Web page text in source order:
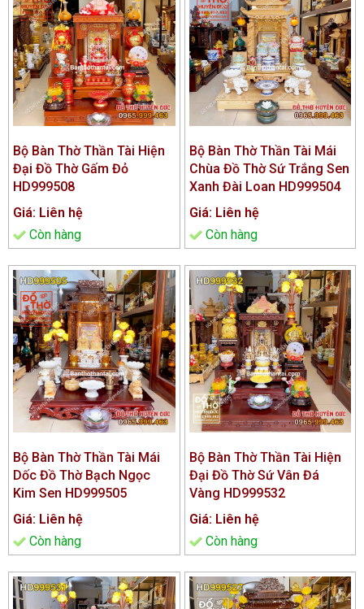
Bộ Bàn Thờ Thần Tài Hiện
Đại Đồ Thờ Gấm Đỏ
HD999508
Giá: Liên hệ
Còn hàng
Bộ Bàn Thờ Thần Tài Mái
Chùa Đồ Thờ Sứ Trắng Sen
Xanh Đài Loan HD999504
Giá: Liên hệ
Còn hàng
Bộ Bàn Thờ Thần Tài Mái
Dốc Đồ Thờ Bạch Ngọc
Kim Sen HD999505
Giá: Liên hệ
Còn hàng
Bộ Bàn Thờ Thần Tài Hiện
Đại Đồ Thờ Sứ Vân Đá
Vàng HD999532
Giá: Liên hệ
Còn hàng